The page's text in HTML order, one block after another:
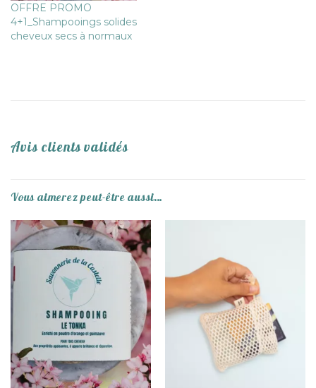
OFFRE PROMO
4+1_Shampooings solides
cheveux secs à normaux
Avis clients validés
Vous aimerez peut-être aussi…